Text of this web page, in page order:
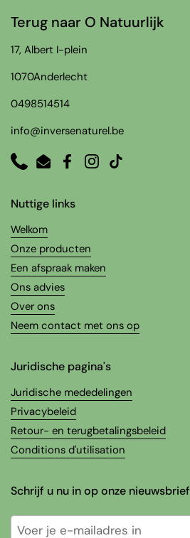
Terug naar O Natuurlijk
17, Albert I-plein
1070Anderlecht
0498514514
info@inversenaturel.be
PhoneEmailFacebook
Instagram
TikTok
Nuttige links
Welkom
Onze producten
Een afspraak maken
Ons advies
Over ons
Neem contact met ons op
Juridische pagina's
Juridische mededelingen
Privacybeleid
Retour- en terugbetalingsbeleid
Conditions d'utilisation
Schrijf u nu in op onze nieuwsbrief